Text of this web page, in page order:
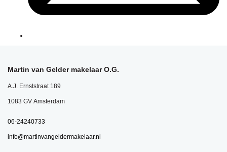
Martin van Gelder makelaar O.G.
A.J. Ernststraat 189
1083 GV Amsterdam
06-24240733
info@martinvangeldermakelaar.nl